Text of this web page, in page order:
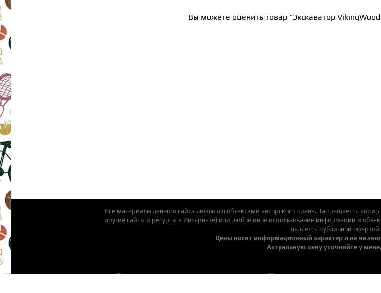
Вы можете оценить товар "Экскаватор
Все материалы данного сайта являются объектами авторского права. Запрещается
другие сайты и ресурсы в Интернете) или любое иное использование информации и
является публичной офертой.
Цены носят информационный характер и не
Актуальную цену уточняйте у
Детские площадки
Оплата и доставка